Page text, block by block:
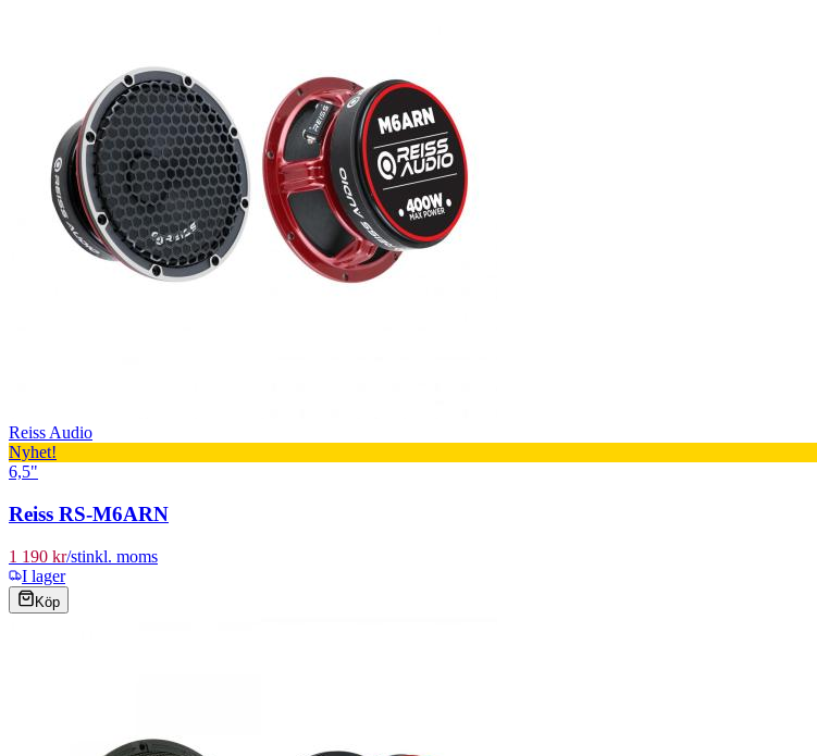
Reiss Audio
Nyhet!
6,5"
Reiss RS-M6ARN
1 190 kr/stinkl. moms
I lager
Köp